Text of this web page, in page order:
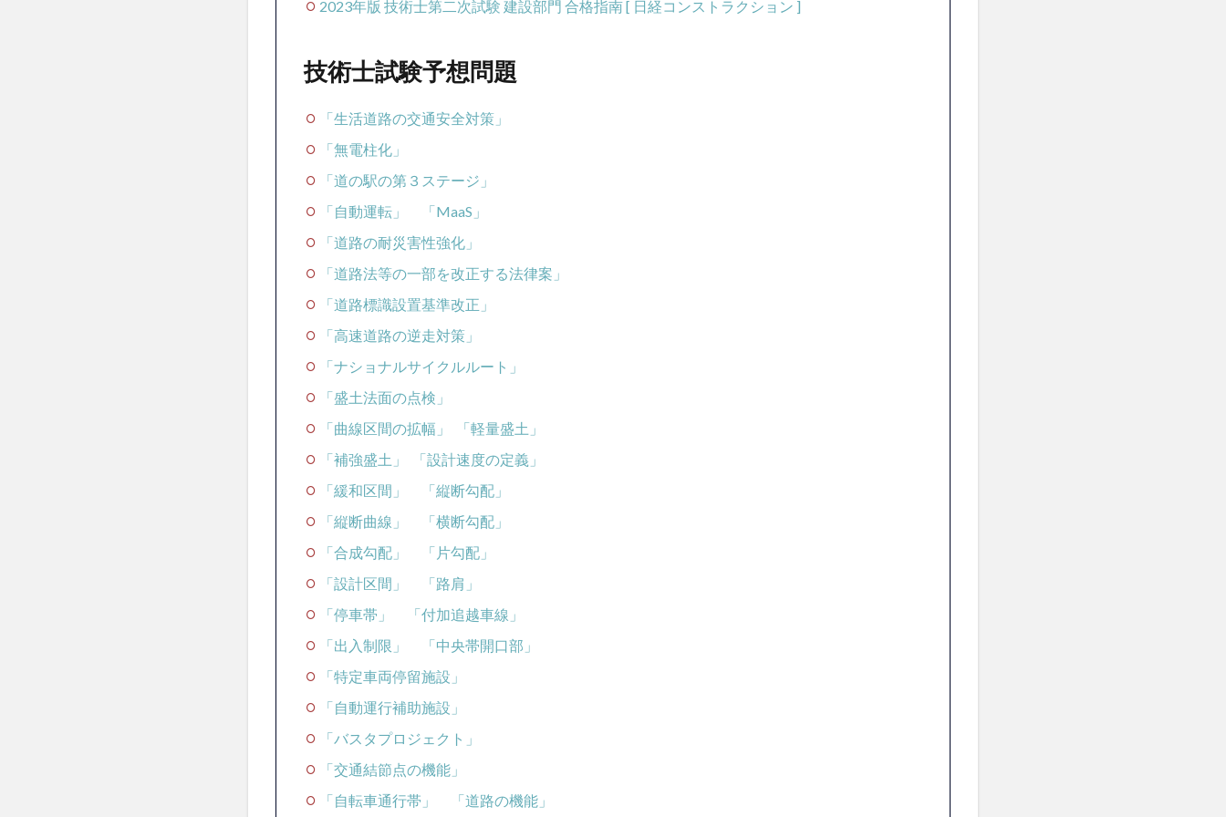
技
試
験
想
問
技
試
キ
ー
ー
答
文
テ
プ
過去
問考
解答
案
2023年版 技術士第二次試験 建設部門 合格指南 [ 日経コンストラクション ]
技術士試験予想問題
「生活道路の交通安全対策」
「無電柱化」
「道の駅の第３ステージ」
「自動運転」
「MaaS」
「道路の耐災害性強化」
「道路法等の一部を改正する法律案」
「道路標識設置基準改正」
「高速道路の逆走対策」
「ナショナルサイクルルート」
「盛土法面の点検」
「曲線区間の拡幅」
「軽量盛土」
「補強盛土」
「設計速度の定義」
「緩和区間」
「縦断勾配」
「縦断曲線」
「横断勾配」
「合成勾配」
「片勾配」
「設計区間」
「路肩」
「停車帯」
「付加追越車線」
「出入制限」
「中央帯開口部」
「特定車両停留施設」
「自動運行補助施設」
「バスタプロジェクト」
「交通結節点の機能」
「自転車通行帯」
「道路の機能」